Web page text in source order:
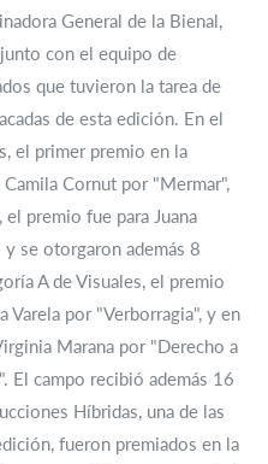
General de la Bienal,
con el equipo de
que tuvieron la tarea de
de esta edición. En el
el primer premio en la
Cornut por "Mermar",
premio fue para Juana
y se otorgaron además 8
A de Visuales, el premio
Varela por "Verborragia", y en
Marana por "Derecho a
El campo recibió además 16
Híbridas, una de las
fueron premiados en la